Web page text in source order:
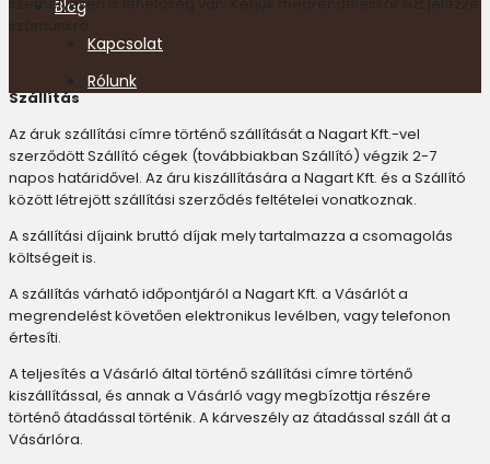
Blog
Kapcsolat
Rólunk
számunkra.
Szállítás
Az áruk szállítási címre történő szállítását a Nagart Kft.-vel
szerződött Szállító cégek (továbbiakban Szállító) végzik 2-7
napos határidővel. Az áru kiszállítására a Nagart Kft. és a Szállító
között létrejött szállítási szerződés feltételei vonatkoznak.
A szállítási díjaink bruttó díjak mely tartalmazza a csomagolás
költségeit is.
A szállítás várható időpontjáról a Nagart Kft. a Vásárlót a
megrendelést követően elektronikus levélben, vagy telefonon
értesíti.
A teljesítés a Vásárló által történő szállítási címre történő
kiszállítással, és annak a Vásárló vagy megbízottja részére
történő átadással történik. A kárveszély az átadással száll át a
Vásárlóra.